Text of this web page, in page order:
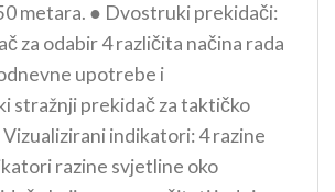
metara. ● Dvostruki prekidači:
za odabir 4 različita načina rada
upotrebe i
stražnji prekidač za taktičko
indikatori: 4 razine
razine svjetline oko